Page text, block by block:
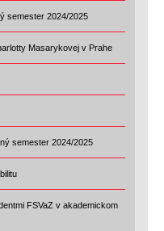
semester 2024/2025
Masarykovej v Prahe
semester 2024/2025
FSVaZ v akademickom